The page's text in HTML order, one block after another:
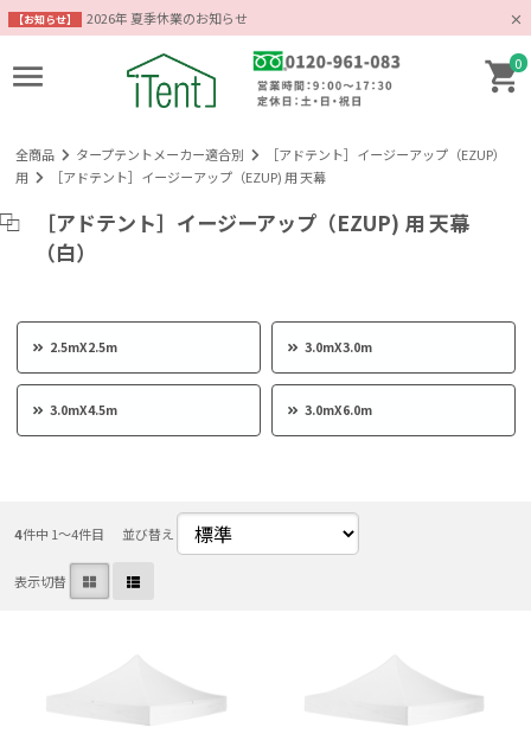
【お知らせ】 2026年 夏季休業のお知らせ
0
全商品 タープテントメーカー適合別
［アドテント］イージーアップ（EZUP）
用
［アドテント］イージーアップ（EZUP) 用 天幕
［アドテント］イージーアップ（EZUP) 用 天幕
（白）
2.5mX2.5m 3.0mX3.0m
3.0mX4.5m 3.0mX6.0m
4件中 1〜4件目 並び替え
表示切替